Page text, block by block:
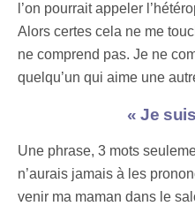
l’on pourrait appeler
Alors certes cela ne me
ne comprend pas. Je ne
quelqu’un qui aime une
« Je
Une phrase, 3 mots
n’aurais jamais à les
venir ma maman dans le